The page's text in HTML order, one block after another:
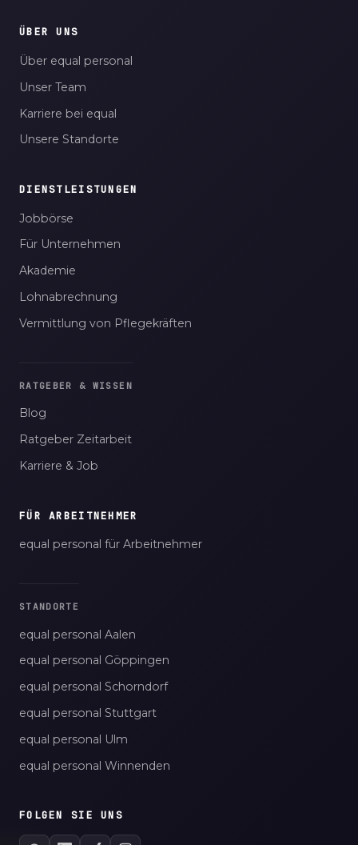
ÜBER UNS
Über equal personal
Unser Team
Karriere bei equal
Unsere Standorte
DIENSTLEISTUNGEN
Jobbörse
Für Unternehmen
Akademie
Lohnabrechnung
Vermittlung von Pflegekräften
RATGEBER & WISSEN
Blog
Ratgeber Zeitarbeit
Karriere & Job
FÜR ARBEITNEHMER
equal personal für Arbeitnehmer
STANDORTE
equal personal Aalen
equal personal Göppingen
equal personal Schorndorf
equal personal Stuttgart
equal personal Ulm
equal personal Winnenden
FOLGEN SIE UNS